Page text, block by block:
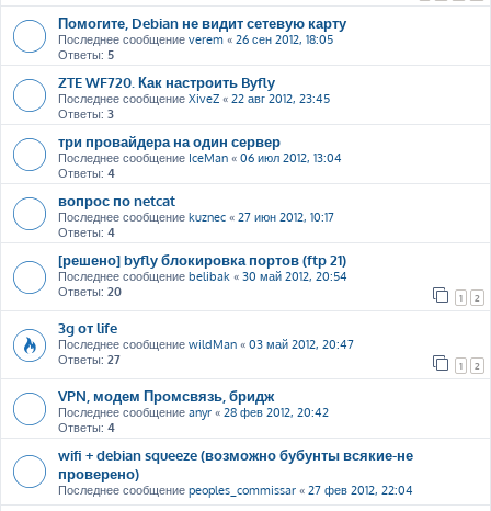
Помогите, Debian не видит сетевую карту
Последнее сообщение verem « 26 сен 2012, 18:05
Ответы: 5
ZTE WF720. Как настроить Byfly
Последнее сообщение XiveZ « 22 авг 2012, 23:45
Ответы: 3
три провайдера на один сервер
Последнее сообщение IceMan « 06 июл 2012, 13:04
Ответы: 4
вопрос по netcat
Последнее сообщение kuznec « 27 июн 2012, 10:17
Ответы: 4
[решено] byfly блокировка портов (ftp 21)
Последнее сообщение belibak « 30 май 2012, 20:54
Ответы: 20 1 2
3g от life
Последнее сообщение wildMan « 03 май 2012, 20:47
Ответы: 27 1 2
VPN, модем Промсвязь, бридж
Последнее сообщение anyr « 28 фев 2012, 20:42
Ответы: 4
wifi + debian squeeze (возможно бубунты всякие-не
проверено)
Последнее сообщение peoples_commissar « 27 фев 2012, 22:04